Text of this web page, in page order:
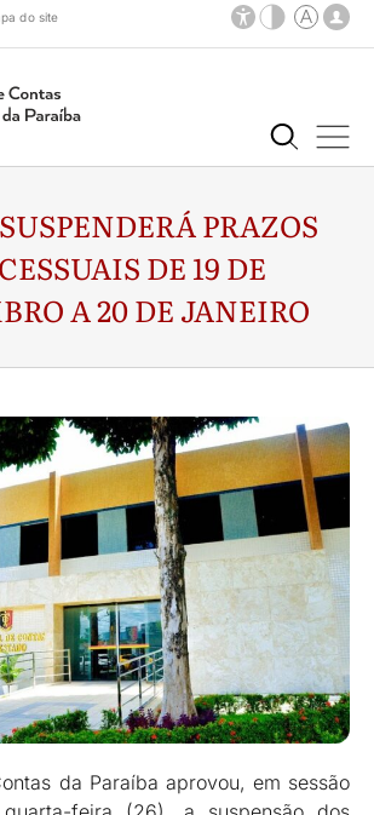
do site
PRAZOS
DE 19 DE
A 20 DE JANEIRO
da Paraíba aprovou, em sessão